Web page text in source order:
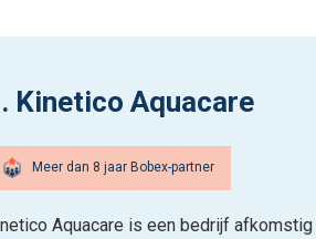
Kinetico Aquacare
Meer dan 8 jaar Bobex-partner
Aquacare is een bedrijf